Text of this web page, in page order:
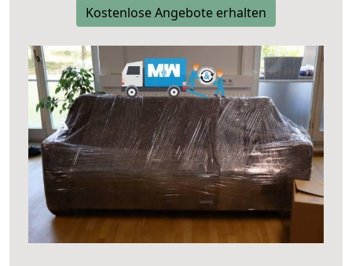
Kostenlose Angebote erhalten